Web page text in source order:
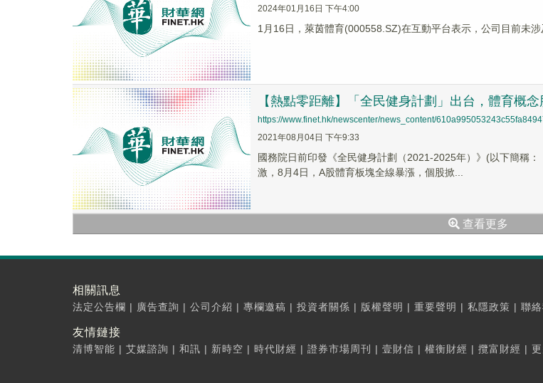
2024年01月16日 下午4:00
1月16日，萊茵體育(000558.SZ)在互動平台表示，公司目前未涉
【熱點零距離】「全民健身計劃」出台，體育概
https://www.finet.hk/newscenter/news_content/
2021年08月04日 下午9:33
國務院日前印發《全民健身計劃（2021-2025年）》(以下簡稱
激，8月4日，A股體育板塊全線暴漲，個股掀...
查看更多
相關訊息
法定公告欄 | 廣告查詢 | 公司介紹 | 專欄邀稿 | 投資者關係 | 版權聲明 | 重要聲明 | 私隱政策 | 聯
友情鏈接
清博智能 | 艾媒諮詢 | 和訊 | 新時空 | 時代財經 | 證券市場周刊 | 壹財信 | 權衡財經 | 攬富財經 |